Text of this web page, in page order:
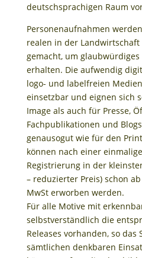
deutschsprachigen Raum
Personenaufnahmen
realen in der
gemacht, um
erhalten. Die aufwendig
logo- und labelfreien
einsetzbar und eignen sich
Image als auch für Presse,
Fachpublikationen und
genausogut wie für den
können nach einer
Registrierung in der
– reduzierter Preis) schon
MwSt erworben werden.
Für alle Motive mit
selbstverständlich die
Releases vorhanden, so
sämtlichen denkbaren